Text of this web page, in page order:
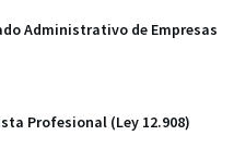
Administrativo de Empresas
Profesional (Ley 12.908)